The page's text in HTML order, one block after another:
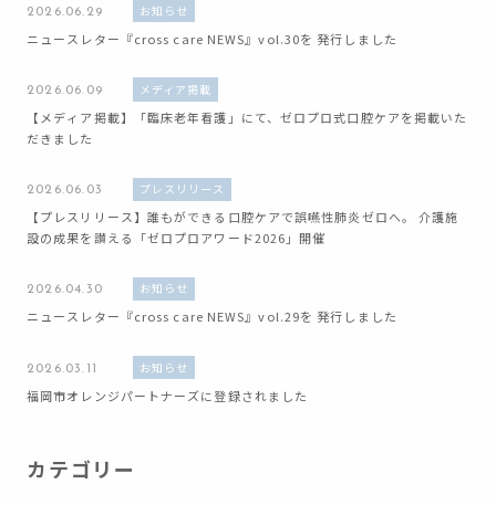
2026.06.29 お知らせ
ニュースレター『cross care NEWS』vol.30を 発行しました
2026.06.09 メディア掲載
【メディア掲載】「臨床老年看護」にて、ゼロプロ式口腔ケアを掲載いた
だきました
2026.06.03 プレスリリース
【プレスリリース】誰もができる口腔ケアで誤嚥性肺炎ゼロへ。 介護施
設の成果を讃える「ゼロプロアワード2026」開催
2026.04.30 お知らせ
ニュースレター『cross care NEWS』vol.29を 発行しました
2026.03.11 お知らせ
福岡市オレンジパートナーズに登録されました
カテゴリー